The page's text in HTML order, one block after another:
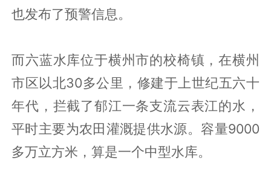
也发布了预警信息。
而六蓝水库位于横州市的校椅镇，在横州
市区以北30多公里，修建于上世纪五六十
年代，拦截了郁江一条支流云表江的水，
平时主要为农田灌溉提供水源。容量9000
多万立方米，算是一个中型水库。